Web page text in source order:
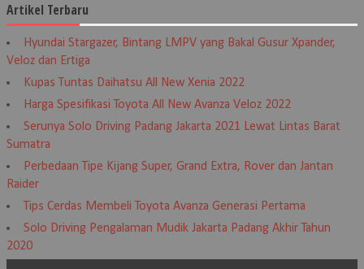
Artikel Terbaru
Hyundai Stargazer, Bintang LMPV yang Bakal Gusur Xpander,
Veloz dan Ertiga
Kupas Tuntas Daihatsu All New Xenia 2022
Harga Spesifikasi Toyota All New Avanza Veloz 2022
Serunya Solo Driving Padang Jakarta 2021 Lewat Lintas Barat
Sumatra
Perbedaan Tipe Kijang Super, Grand Extra, Rover dan Jantan
Raider
Tips Cerdas Membeli Toyota Avanza Generasi Pertama
Solo Driving Pengalaman Mudik Jakarta Padang Akhir Tahun
2020